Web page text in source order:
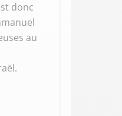
donc
au